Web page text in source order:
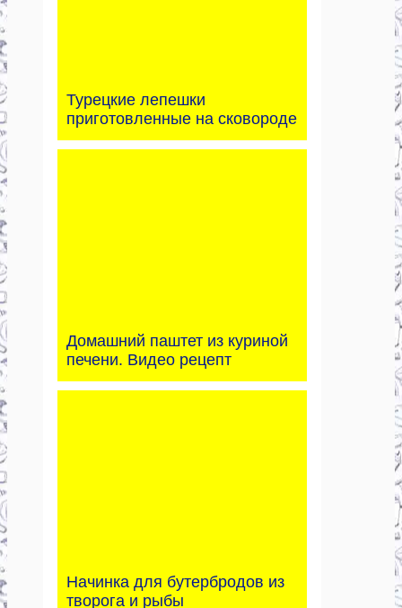
Турецкие лепешки
приготовленные на сковороде
Домашний паштет из куриной
печени. Видео рецепт
Начинка для бутербродов из
творога и рыбы